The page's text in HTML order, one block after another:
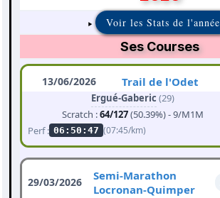
Voir les Stats de l'année
Ses Courses
13/06/2026 Trail de l'Odet
Ergué-Gaberic (29)
Scratch :64/127(50.39%) - 9/M1M
Perf : 06:50:47 (07:45/km)
29/03/2026
Semi-Marathon
Locronan-Quimper